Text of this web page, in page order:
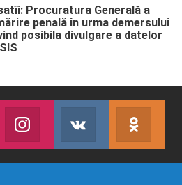
Procuratura Generală a
penală în urma demersului
posibila divulgare a datelor
Twitter
Join us on TwitterJoin us on Instagram
Abonează-te